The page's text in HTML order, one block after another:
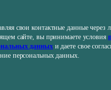
свои контактные данные
сайте, вы принимаете условия
данныхи даете свое
персональных данных.